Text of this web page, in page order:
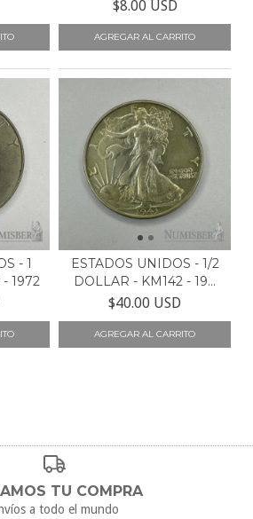
$8.00 USD
- 1
1972
ESTADOS UNIDOS - 1/2
DOLLAR - KM142 - 19...
$40.00 USD
TU COMPRA
a todo el mundo